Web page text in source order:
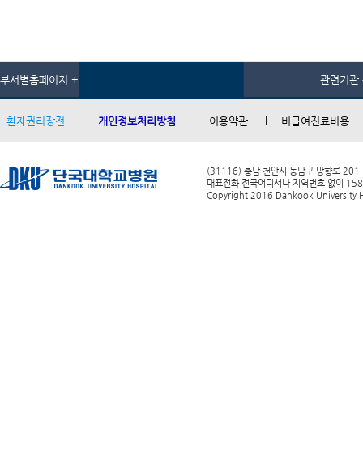
부서별홈페이지 + 관련기관
환자권리장전 개인정보처리방침 이용약관 비급여진료비용
(31116) 충남 천안시 동남구 망향로 201
대표전화 전국어디서나 지역번호 없이
Copyright 2016 Dankook University